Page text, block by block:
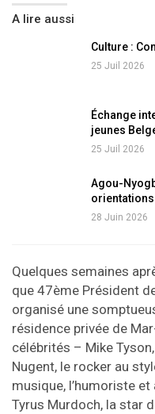
A lire aussi
Culture :
25 Juil 2026
Échange
jeunes
25 Juil 2026
Agou-
orientations
28 Juin 2026
Quelques semaines
que 47ème Président
organisé une
résidence privée de
célébrités – Mike
Nugent, le rocker au
musique, l’humoriste
Tyrus Murdoch, la star